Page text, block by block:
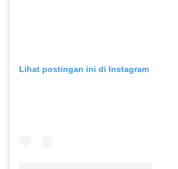
Lihat postingan ini di Instagram